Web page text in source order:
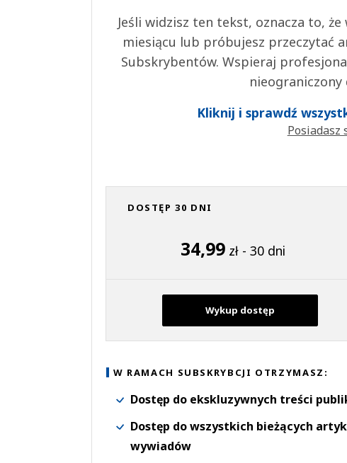
Jeśli widzisz ten tekst, oznacza to,
miesiącu lub próbujesz przeczytać
Subskrybentów. Wspieraj
Kliknij i sprawdź
Posiadasz
DOSTĘP 30 DNI
34,99 zł - 30 dni
Wykup dostęp
W RAMACH SUBSKRYBCJI OTRZYMASZ:
Dostęp do ekskluzywnych treści
Dostęp do wszystkich bieżących
wywiadów